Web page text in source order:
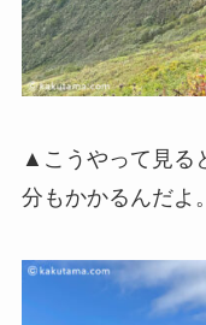
▲こうやって見る
分もかかるんだよ